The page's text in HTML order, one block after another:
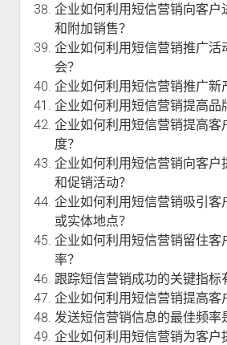
企业如何利用短信营销向客户
和附加销售？
企业如何利用短信营销推广活
会？
企业如何利用短信营销推广新
企业如何利用短信营销提高品
企业如何利用短信营销提高客
度？
企业如何利用短信营销向客户
和促销活动？
企业如何利用短信营销吸引客
或实体地点？
企业如何利用短信营销留住客
率？
跟踪短信营销成功的关键指标
企业如何利用短信营销提高客
发送短信营销信息的最佳频率
企业如何利用短信营销为客户